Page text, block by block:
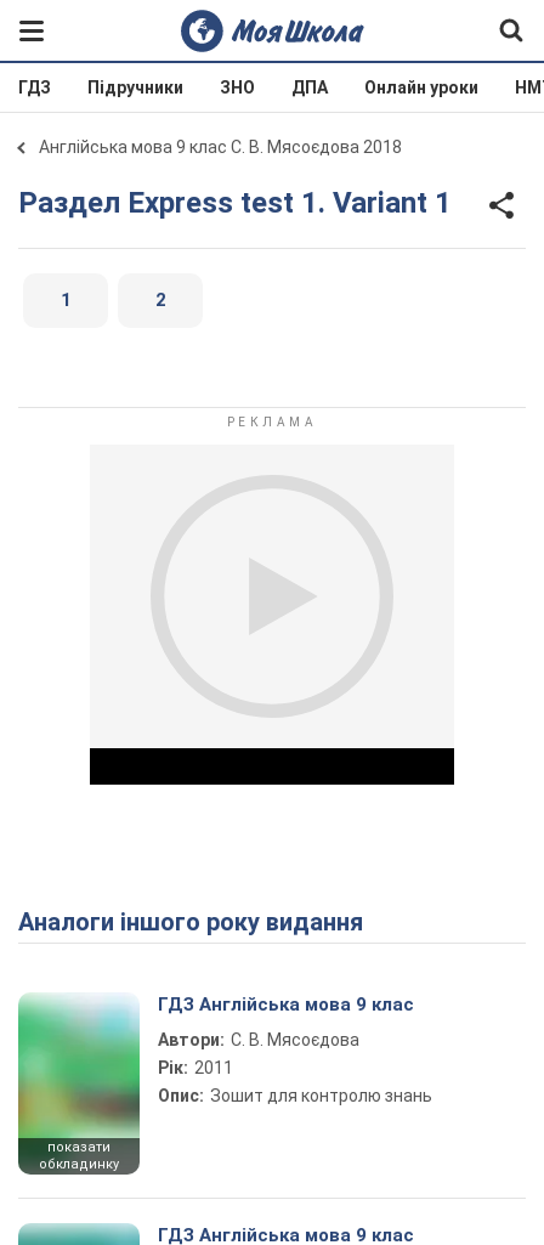
ГДЗ Підручники ЗНО ДПА Онлайн уроки
Англійська мова 9 клас С. В. Мясоєдова 2018
Раздел Express test 1. Variant 1
1 2
Play Video
Аналоги іншого року видання
показати
обкладинку
ГДЗ Англійська мова 9 клас
Автори: С. В. Мясоєдова
Рік: 2011
Опис: Зошит для контролю знань
ГДЗ Англійська мова 9 клас